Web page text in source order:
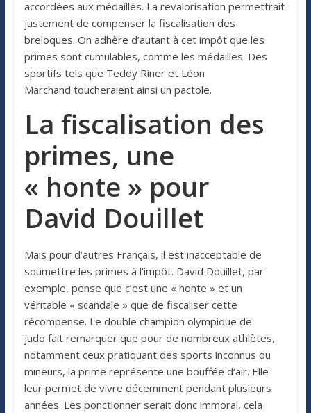
accordées aux médaillés. La revalorisation permettrait
justement de compenser la fiscalisation des
breloques. On adhère d’autant à cet impôt que les
primes sont cumulables, comme les médailles. Des
sportifs tels que Teddy Riner et Léon
Marchand toucheraient ainsi un pactole.
La fiscalisation des
primes, une
« honte » pour
David Douillet
Mais pour d’autres Français, il est inacceptable de
soumettre les primes à l’impôt. David Douillet, par
exemple, pense que c’est une « honte » et un
véritable « scandale » que de fiscaliser cette
récompense. Le double champion olympique de
judo fait remarquer que pour de nombreux athlètes,
notamment ceux pratiquant des sports inconnus ou
mineurs, la prime représente une bouffée d’air. Elle
leur permet de vivre décemment pendant plusieurs
années. Les ponctionner serait donc immoral, cela